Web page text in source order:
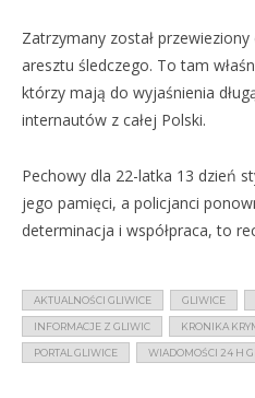
Zatrzymany został
aresztu śledczego. To tam
którzy mają do wyjaśnienia
internautów z całej Polski.
Pechowy dla 22-latka 13 dzień
jego pamięci, a policjanci
determinacja i współpraca, to
AKTUALNOŚCI GLIWICE GLIWICE
INFORMACJE Z GLIWIC KRONIKA
PORTAL GLIWICE WIADOMOŚCI 24 H